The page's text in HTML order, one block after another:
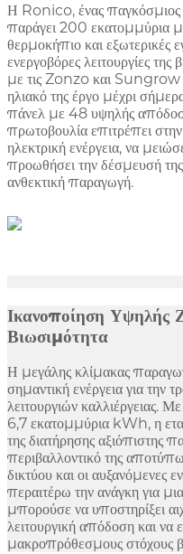
Η Ronico, ένας παγκόσμιος
παράγει 200 εκατομμύρια
θερμοκήπιο και εξωτερικές
ενεργοβόρες λειτουργίες
με τις Zonzo και Sungrow
ηλιακό της έργο μέχρι
πάνελ με 48 υψηλής
πρωτοβουλία επιτρέπει
ηλεκτρική ενέργεια, να
προωθήσει την δέσμευσή
ανθεκτική παραγωγή.
Ικανοποίηση Υψηλής
Βιωσιμότητα
Η μεγάλης κλίμακας
σημαντική ενέργεια για την
λειτουργιών καλλιέργειας.
6,7 εκατομμύρια kWh, η
της διατήρησης αξιόπιστης
περιβαλλοντικό της
δικτύου και οι αυξανόμενες
περαιτέρω την ανάγκη για
μπορούσε να υποστηρίξει
λειτουργική απόδοση και να
μακροπρόθεσμους στόχους